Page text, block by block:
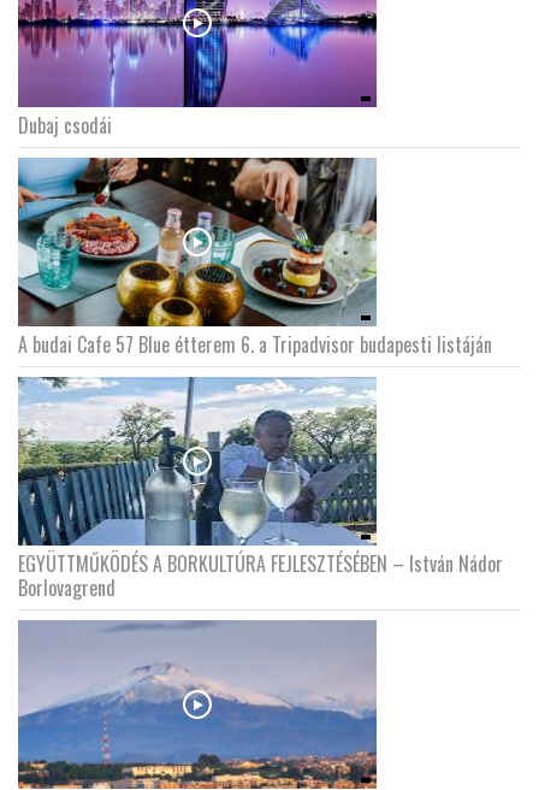
Dubaj csodái
A budai Cafe 57 Blue étterem 6. a Tripadvisor budapesti listáján
EGYÜTTMŰKÖDÉS A BORKULTÚRA FEJLESZTÉSÉBEN – István Nádor
Borlovagrend